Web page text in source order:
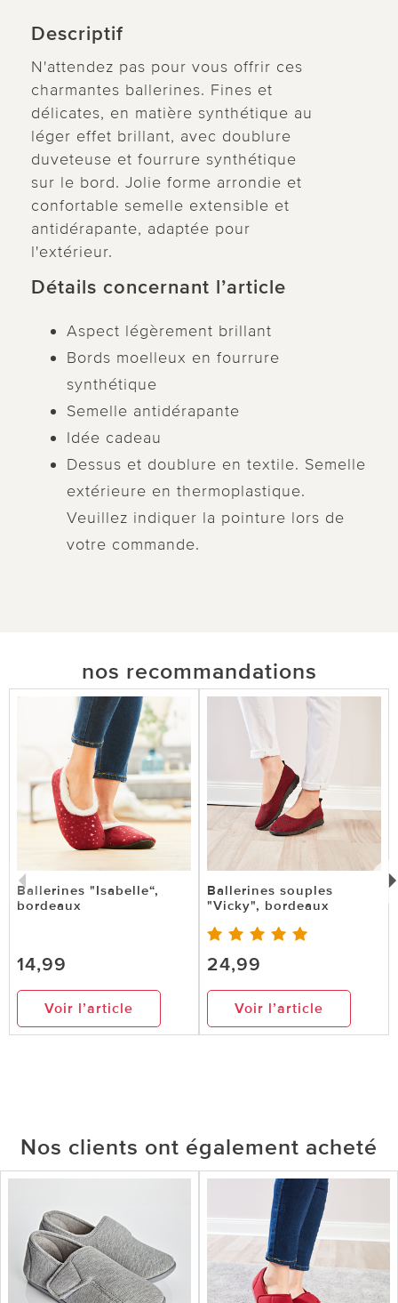
Descriptif
N'attendez pas pour vous offrir ces
charmantes ballerines. Fines et
délicates, en matière synthétique au
léger effet brillant, avec doublure
duveteuse et fourrure synthétique
sur le bord. Jolie forme arrondie et
confortable semelle extensible et
antidérapante, adaptée pour
l'extérieur.
Détails concernant l’article
Aspect légèrement brillant
Bords moelleux en fourrure
synthétique
Semelle antidérapante
Idée cadeau
Dessus et doublure en textile. Semelle
extérieure en thermoplastique.
Veuillez indiquer la pointure lors de
votre commande.
nos recommandations
Ballerines "Isabelle“,
bordeaux
14,99
Voir l’article
Ballerines souples
"Vicky", bordeaux
24,99
Voir l’article
Nos clients ont également acheté